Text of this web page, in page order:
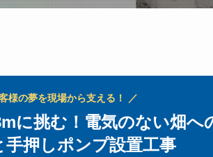
様の夢を現場から支える！ ／
に挑む！電気のない畑へ
手押しポンプ設置工事